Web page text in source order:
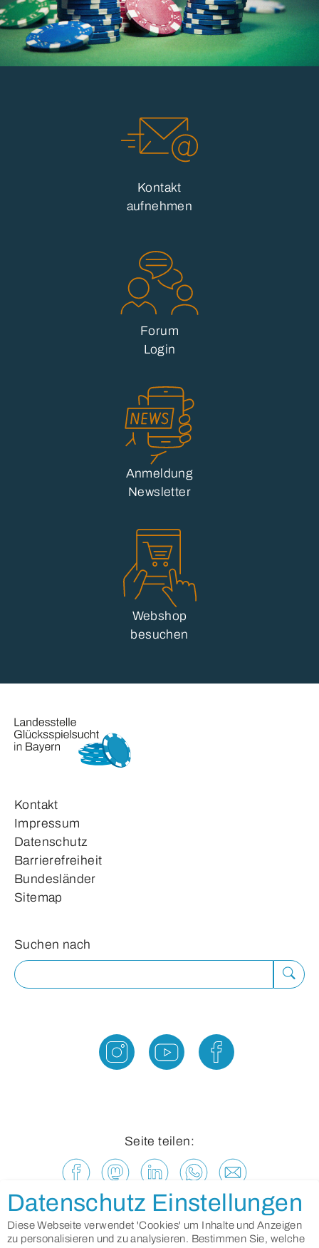
Kontakt
aufnehmen
Forum
Login
Anmeldung
Newsletter
Webshop
besuchen
Kontakt
Impressum
Datenschutz
Barrierefreiheit
Bundesländer
Sitemap
Suchformular
Suchen nach
Suche
Seite teilen:
Datenschutz Einstellungen
Diese Webseite verwendet 'Cookies' um Inhalte und Anzeigen
zu personalisieren und zu analysieren. Bestimmen Sie, welche